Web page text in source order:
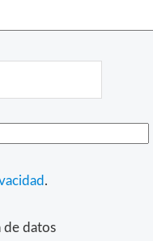
.
de datos